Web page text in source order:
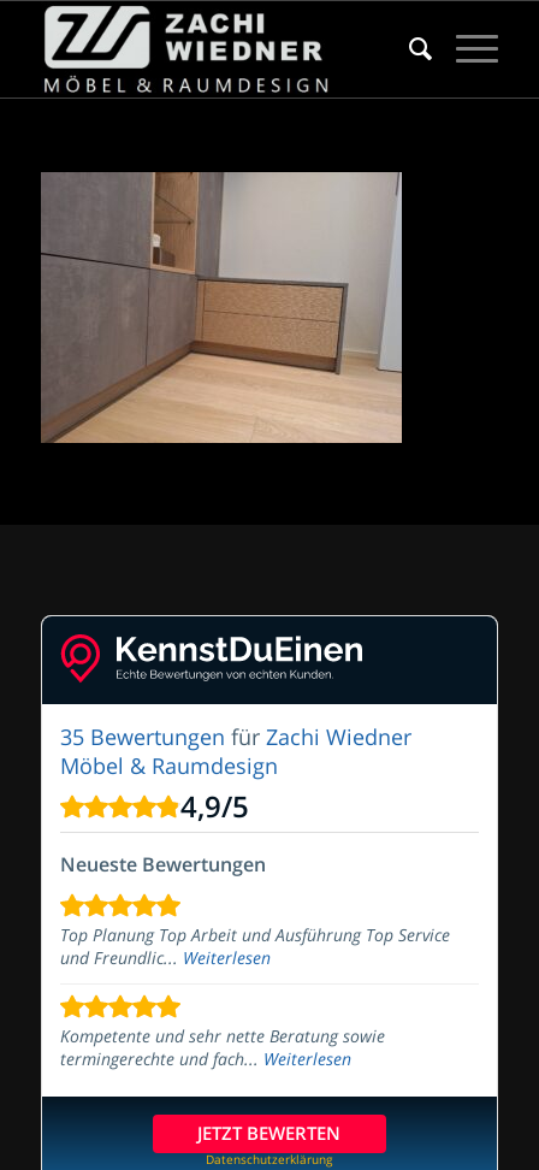
35 Bewertungen für Zachi Wiedner
Möbel & Raumdesign
4,9/5
Neueste Bewertungen
Top Planung Top Arbeit und Ausführung Top Service
und Freundlic... Weiterlesen
Kompetente und sehr nette Beratung sowie
termingerechte und fach... Weiterlesen
JETZT BEWERTEN
Datenschutzerklärung